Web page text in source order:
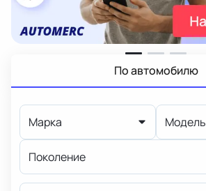
По автомобилю
Марка Модель
Поколение